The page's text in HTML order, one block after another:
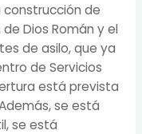
de
Dios Román y el
de asilo, que ya
de Servicios
está prevista
se está
se está